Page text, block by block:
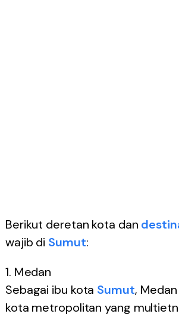
Berikut deretan kota dan
wajib di Sumut:
1. Medan
Sebagai ibu kota Sumut,
kota metropolitan yang